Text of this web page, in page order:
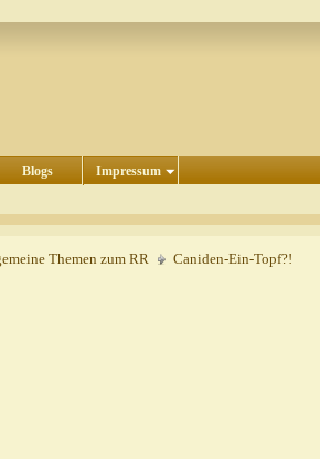
Blogs Impressum
Themen zum RR Caniden-Ein-Topf?!